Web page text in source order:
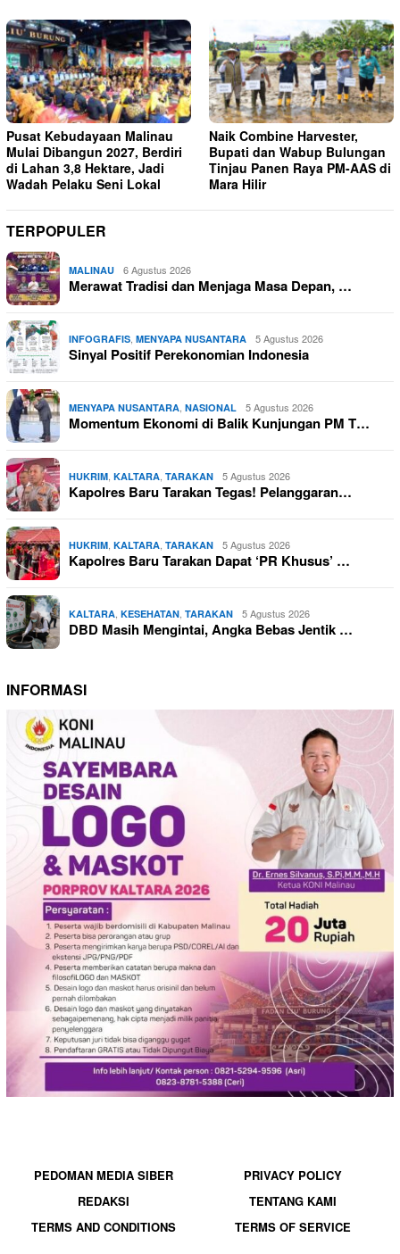
Pusat Kebudayaan Malinau
Mulai Dibangun 2027, Berdiri
di Lahan 3,8 Hektare, Jadi
Wadah Pelaku Seni Lokal
Naik Combine Harvester,
Bupati dan Wabup Bulungan
Tinjau Panen Raya PM-AAS di
Mara Hilir
TERPOPULER
MALINAU 6 Agustus 2026
Merawat Tradisi dan Menjaga Masa Depan, …
INFOGRAFIS MENYAPA NUSANTARA 5 Agustus 2026
Sinyal Positif Perekonomian Indonesia
MENYAPA NUSANTARA NASIONAL 5 Agustus 2026
Momentum Ekonomi di Balik Kunjungan PM T…
HUKRIM KALTARA TARAKAN 5 Agustus 2026
Kapolres Baru Tarakan Tegas! Pelanggaran…
HUKRIM KALTARA TARAKAN 5 Agustus 2026
Kapolres Baru Tarakan Dapat ‘PR Khusus’ …
KALTARA KESEHATAN TARAKAN 5 Agustus 2026
DBD Masih Mengintai, Angka Bebas Jentik …
INFORMASI
PEDOMAN MEDIA SIBER
PRIVACY POLICY
REDAKSI
TENTANG KAMI
TERMS AND CONDITIONS
TERMS OF SERVICE